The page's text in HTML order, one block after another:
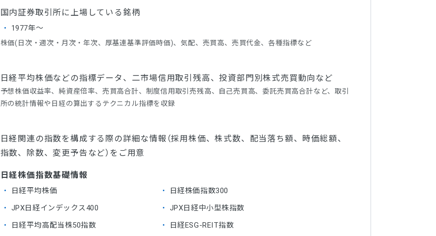
国内証券取引所に上場している銘柄
1977年～
株価(日次・週次・月次・年次、厚基連基準評価時価)、気配、売買高、売買代金、各種指標など
日経平均株価などの指標データ、二市場信用取引残高、投資部門別株式売買動向など
予想株価収益率、純資産倍率、売買高合計、制度信用取引売残高、自己売買高、委託売買高合計など、取引
所の統計情報や日経の算出するテクニカル指標を収録
日経関連の指数を構成する際の詳細な情報（採用株価、株式数、配当落ち額、時価総額、
指数、除数、変更予告など）をご用意
日経株価指数基礎情報
日経平均株価
日経株価指数300
JPX日経インデックス400
JPX日経中小型株指数
日経平均高配当株50指数
日経ESG-REIT指数